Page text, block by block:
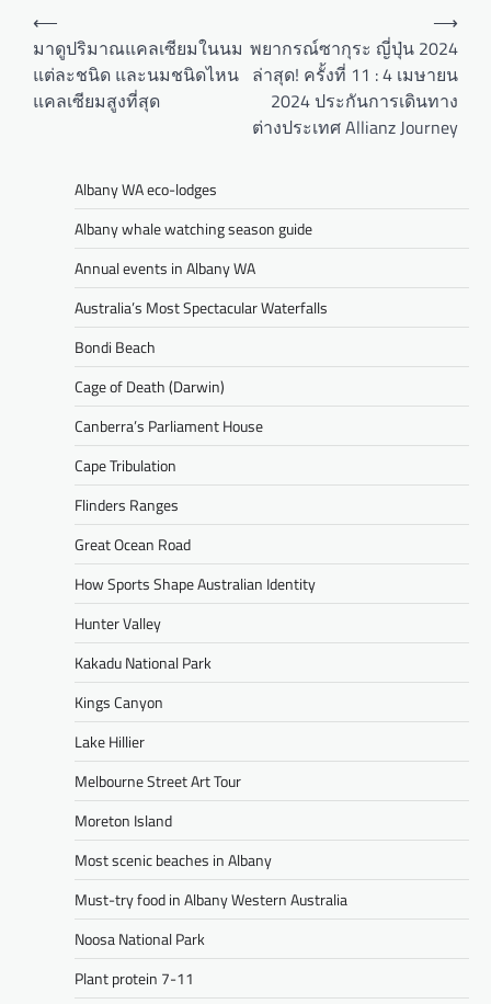
⟵
มาดูปริมาณแคลเซียมในนม
แต่ละชนิด และนมชนิดไหน
แคลเซียมสูงที่สุด
พยากรณ์ซากุระ ญี่ปุ่น 2024
ล่าสุด! ครั้งที่ 11 : 4 เมษายน
2024 ประกันการเดินทาง
ต่างประเทศ Allianz Journey
⟶
Albany WA eco-lodges
Albany whale watching season guide
Annual events in Albany WA
Australia’s Most Spectacular Waterfalls
Bondi Beach
Cage of Death (Darwin)
Canberra’s Parliament House
Cape Tribulation
Flinders Ranges
Great Ocean Road
How Sports Shape Australian Identity
Hunter Valley
Kakadu National Park
Kings Canyon
Lake Hillier
Melbourne Street Art Tour
Moreton Island
Most scenic beaches in Albany
Must-try food in Albany Western Australia
Noosa National Park
Plant protein 7-11